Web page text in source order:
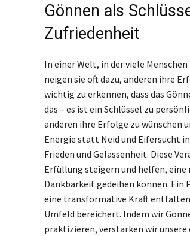
Gönnen als
Zufriedenheit
In einer Welt, in der viele
neigen sie oft dazu, anderen ihre
wichtig zu erkennen, dass das
das – es ist ein Schlüssel zu
anderen ihre Erfolge zu wünschen
Energie statt Neid und Eifersucht
Frieden und Gelassenheit. Diese
Erfüllung steigern und helfen, eine
Dankbarkeit gedeihen können.
eine transformative Kraft
Umfeld bereichert. Indem wir
praktizieren, verstärken wir